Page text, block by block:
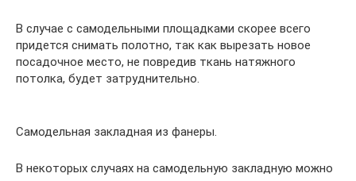
В случае с самодельными площадками скорее всего
придется снимать полотно, так как вырезать новое
посадочное место, не повредив ткань натяжного
потолка, будет затруднительно.
Самодельная закладная из фанеры.
В некоторых случаях на самодельную закладную можно